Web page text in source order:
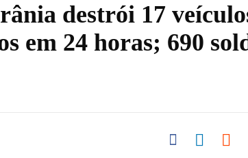
destrói 17
em 24 horas; 690
Share on